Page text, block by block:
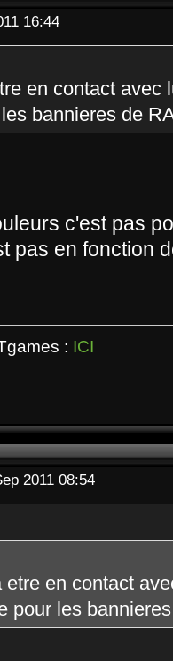
16:44
en contact avec
bannieres de
c'est pas
pas en fonction
: ICI
2011 08:54
en contact
pour les